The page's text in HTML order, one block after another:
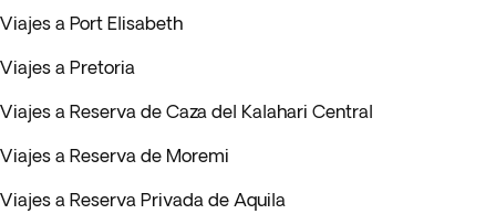
Viajes a Port Elisabeth
Viajes a Pretoria
Viajes a Reserva de Caza del Kalahari Central
Viajes a Reserva de Moremi
Viajes a Reserva Privada de Aquila